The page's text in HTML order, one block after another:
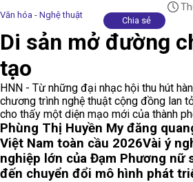
Văn hóa - Nghệ thuật
Chia sẻ
Di sản mở đường
tạo
HNN - Từ những đại nhạc hội thu hút
chương trình nghệ thuật cộng đồng lan
cho thấy một diện mạo mới của thành
Phùng Thị Huyền My đăng
Việt Nam toàn cầu 2026Vài ý
nghiệp lớn của Đạm Phương nữ
đến chuyển đổi mô hình phát